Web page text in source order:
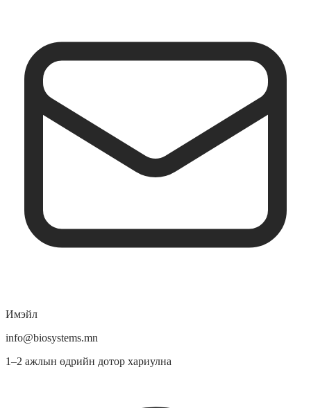
Имэйл
info@biosystems.mn
1–2 ажлын өдрийн дотор хариулна